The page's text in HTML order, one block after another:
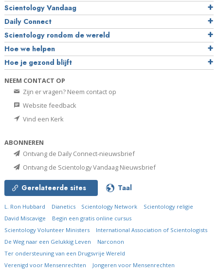
Scientology Vandaag
Daily Connect
Scientology rondom de wereld
Hoe we helpen
Hoe je gezond blijft
NEEM CONTACT OP
Zijn er vragen? Neem contact op
Website feedback
Vind een Kerk
ABONNEREN
Ontvang de Daily Connect-nieuwsbrief
Ontvang de Scientology Vandaag Nieuwsbrief
Gerelateerde sites Taal
L. Ron Hubbard Dianetics Scientology Network
Scientology religie
David Miscavige
Begin een gratis online cursus
Scientology Volunteer Ministers
International Association of Scientologists
De Weg naar een Gelukkig Leven
Narconon
Ter ondersteuning van een Drugsvrije Wereld
Verenigd voor Mensenrechten
Jongeren voor Mensenrechten